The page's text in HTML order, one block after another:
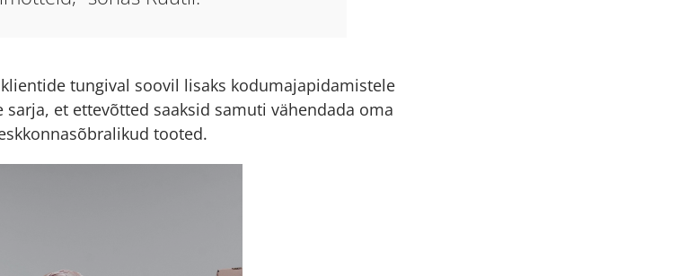
tungival soovil lisaks kodumajapidamistele
et ettevõtted saaksid samuti vähendada oma
tooted.